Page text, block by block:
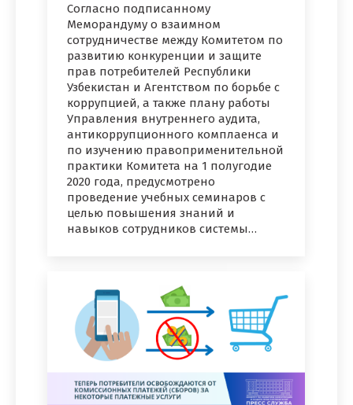
Согласно подписанному
Меморандуму о взаимном
сотрудничестве между Комитетом по
развитию конкуренции и защите
прав потребителей Республики
Узбекистан и Агентством по борьбе с
коррупцией, а также плану работы
Управления внутреннего аудита,
антикоррупционного комплаенса и
по изучению правоприменительной
практики Комитета на 1 полугодие
2020 года, предусмотрено
проведение учебных семинаров с
целью повышения знаний и
навыков сотрудников системы…